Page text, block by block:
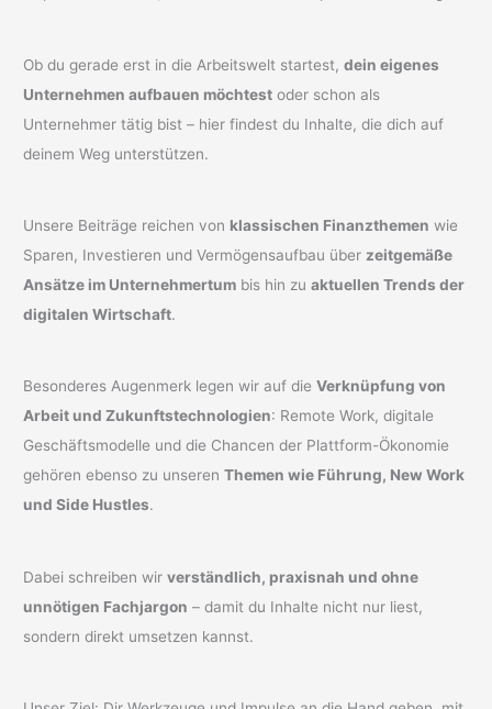
Ob du gerade erst in die Arbeitswelt startest,dein eigenes
Unternehmen aufbauen möchtest oder schon als
Unternehmer tätig bist – hier findest du Inhalte, die dich auf
deinem Weg unterstützen.
Unsere Beiträge reichen von klassischen Finanzthemen wie
Sparen, Investieren und Vermögensaufbau über zeitgemäße
Ansätze im Unternehmertum bis hin zuaktuellen Trends der
digitalen Wirtschaft.
Besonderes Augenmerk legen wir auf dieVerknüpfung von
Arbeit und Zukunftstechnologien: Remote Work, digitale
Geschäftsmodelle und die Chancen der Plattform-Ökonomie
gehören ebenso zu unserenThemen wie Führung, New Work
und Side Hustles.
Dabei schreiben wirverständlich, praxisnah und ohne
unnötigen Fachjargon – damit du Inhalte nicht nur liest,
sondern direkt umsetzen kannst.